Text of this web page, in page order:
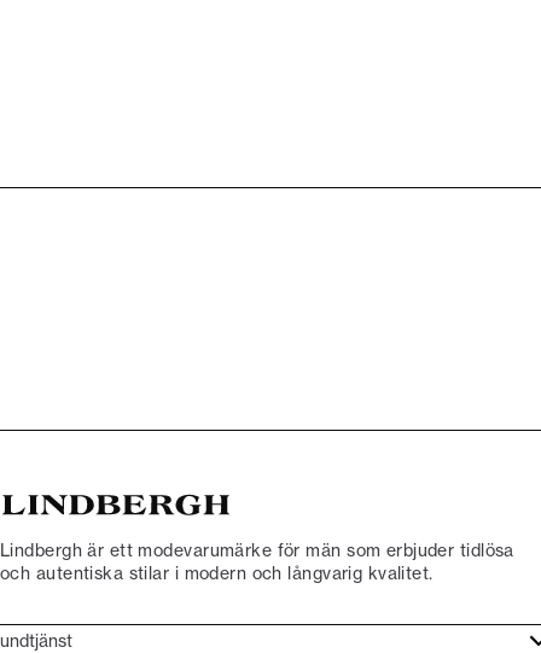
Lindbergh är ett modevarumärke för män som erbjuder tidlösa
och autentiska stilar i modern och långvarig kvalitet.